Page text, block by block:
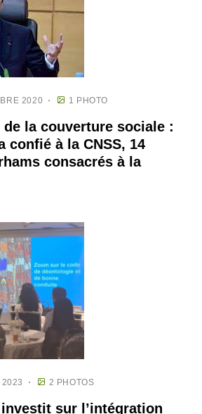
2020 1 PHOTO
la couverture sociale :
confié à la CNSS, 14
consacrés à la
2 PHOTOS
sur l’intégration